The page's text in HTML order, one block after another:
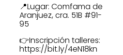
📍Lugar: Comfama de
Aranjuez, cra. 51B #91-
95
👉Inscripción talleres:
https://bit.ly/4eN18kn